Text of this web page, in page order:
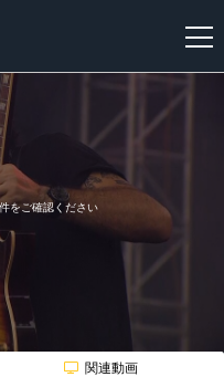
をご確認ください
関連動画